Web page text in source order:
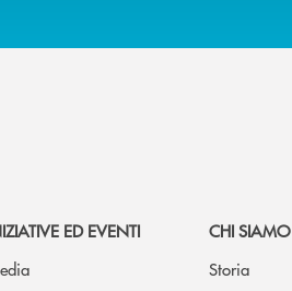
ED EVENTI
CHI SIAMO
Storia